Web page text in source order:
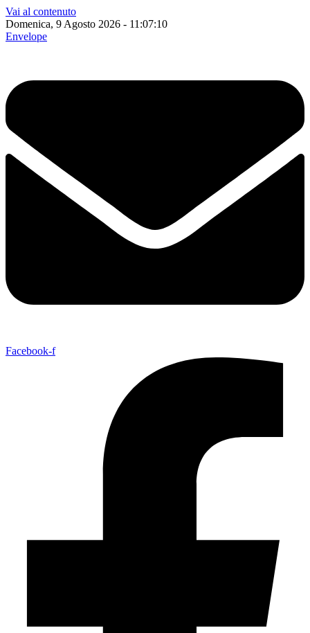
Vai al contenuto
Domenica, 9 Agosto 2026 - 11:07:11
Envelope
Facebook-f